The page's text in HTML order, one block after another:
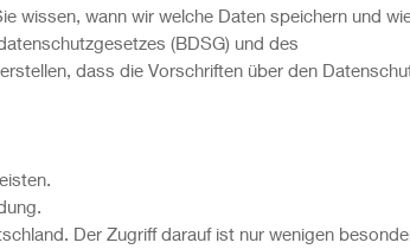
wissen, wann wir welche Daten speichern und
(BDSG) und des
dass die Vorschriften über den
Der Zugriff darauf ist nur wenigen